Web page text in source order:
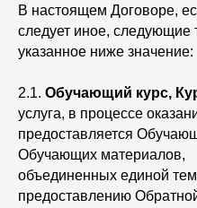
В настоящем Договоре,
следует иное, следующие
указанное ниже значение:
2.1. Обучающий курс,
услуга, в процессе
предоставляется
Обучающих материалов,
объединенных единой
предоставлению